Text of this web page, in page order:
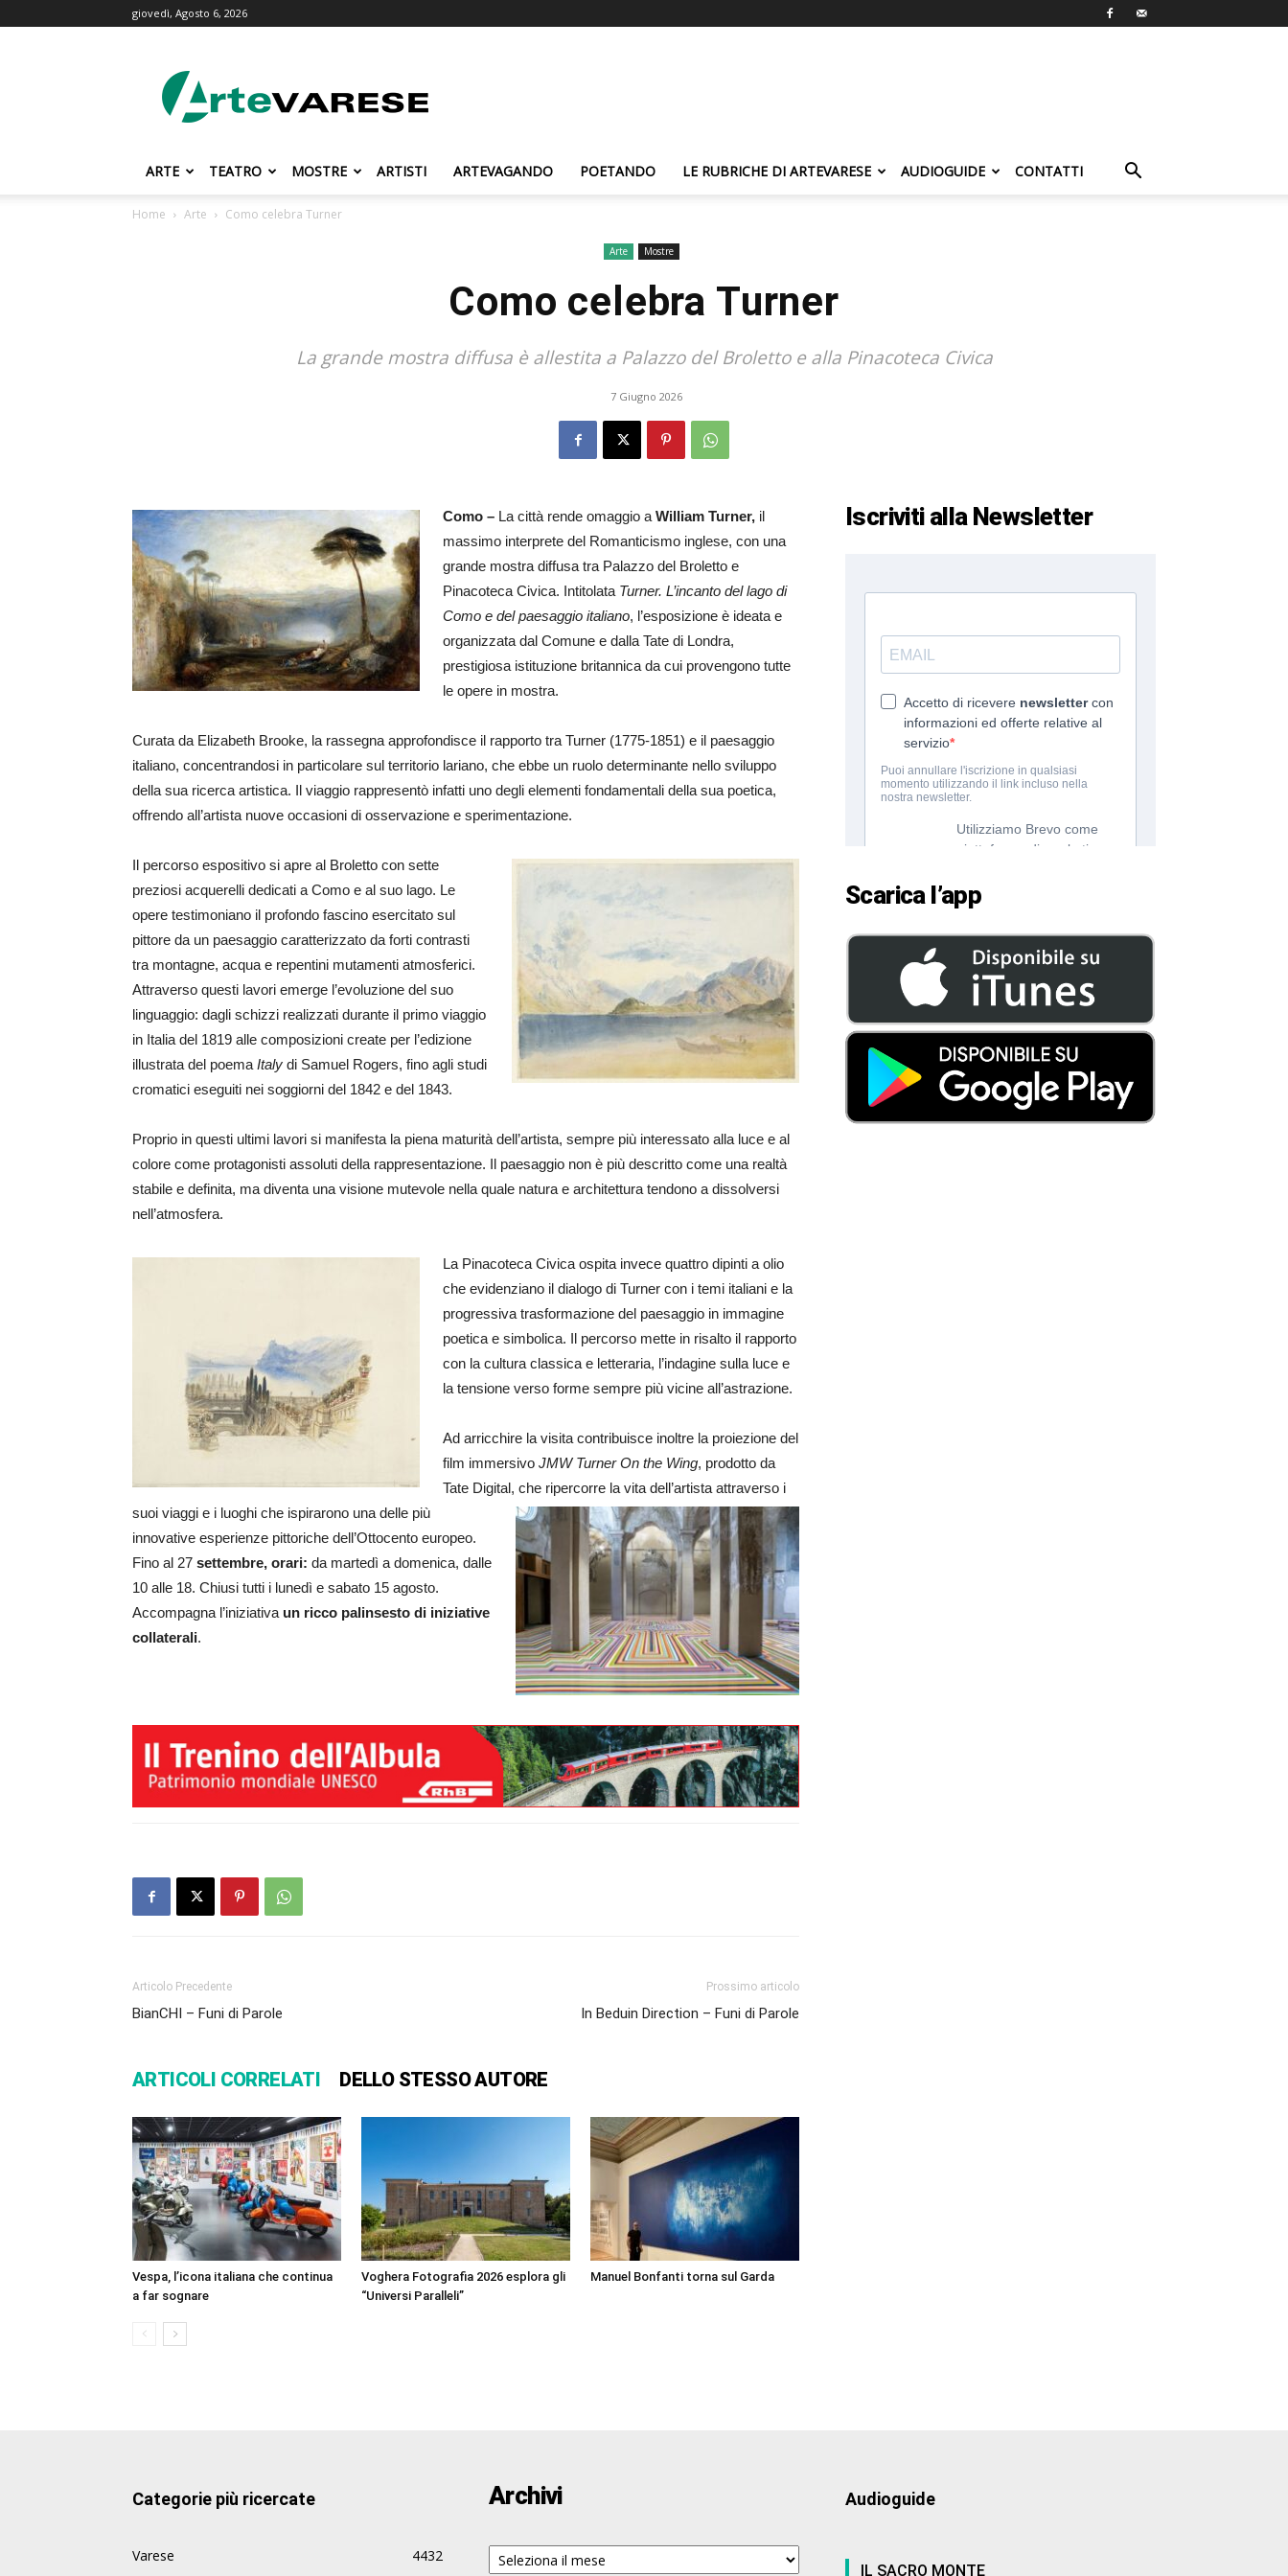
giovedì, Agosto 6, 2026
ARTE TEATRO MOSTRE ARTISTI ARTEVAGANDO POETANDO LE RUBRICHE DI ARTEVARESE AUDIOGUIDE CONTATTI
Home Arte Como celebra Turner
Arte Mostre
Como celebra Turner
La grande mostra diffusa è allestita a Palazzo del Broletto e alla Pinacoteca Civica
7 Giugno 2026
Como – La città rende omaggio a William Turner, il
massimo interprete del Romanticismo inglese, con una
grande mostra diffusa tra Palazzo del Broletto e
Pinacoteca Civica. Intitolata Turner. L’incanto del lago di
Como e del paesaggio italiano, l’esposizione è ideata e
organizzata dal Comune e dalla Tate di Londra,
prestigiosa istituzione britannica da cui provengono tutte
le opere in mostra.
Curata da Elizabeth Brooke, la rassegna approfondisce il rapporto tra Turner (1775-1851) e il paesaggio
italiano, concentrandosi in particolare sul territorio lariano, che ebbe un ruolo determinante nello sviluppo
della sua ricerca artistica. Il viaggio rappresentò infatti uno degli elementi fondamentali della sua poetica,
offrendo all’artista nuove occasioni di osservazione e sperimentazione.
Il percorso espositivo si apre al Broletto con sette
preziosi acquerelli dedicati a Como e al suo lago. Le
opere testimoniano il profondo fascino esercitato sul
pittore da un paesaggio caratterizzato da forti contrasti
tra montagne, acqua e repentini mutamenti atmosferici.
Attraverso questi lavori emerge l’evoluzione del suo
linguaggio: dagli schizzi realizzati durante il primo viaggio
in Italia del 1819 alle composizioni create per l’edizione
illustrata del poema Italy di Samuel Rogers, fino agli studi
cromatici eseguiti nei soggiorni del 1842 e del 1843.
Proprio in questi ultimi lavori si manifesta la piena maturità dell’artista, sempre più interessato alla luce e al
colore come protagonisti assoluti della rappresentazione. Il paesaggio non è più descritto come una realtà
stabile e definita, ma diventa una visione mutevole nella quale natura e architettura tendono a dissolversi
nell’atmosfera.
La Pinacoteca Civica ospita invece quattro dipinti a olio
che evidenziano il dialogo di Turner con i temi italiani e la
progressiva trasformazione del paesaggio in immagine
poetica e simbolica. Il percorso mette in risalto il rapporto
con la cultura classica e letteraria, l’indagine sulla luce e
la tensione verso forme sempre più vicine all’astrazione.
Ad arricchire la visita contribuisce inoltre la proiezione del
film immersivo JMW Turner On the Wing, prodotto da
Tate Digital, che ripercorre la vita dell’artista attraverso i
suoi viaggi e i luoghi che ispirarono una delle più
innovative esperienze pittoriche dell’Ottocento europeo.
Fino al 27 settembre, orari: da martedì a domenica, dalle
10 alle 18. Chiusi tutti i lunedì e sabato 15 agosto.
Accompagna l’iniziativa un ricco palinsesto di iniziative
collaterali.
Articolo Precedente
BianCHI – Funi di Parole
Prossimo articolo
In Beduin Direction – Funi di Parole
ARTICOLI CORRELATI DELLO STESSO AUTORE
Vespa, l’icona italiana che continua
a far sognare
Voghera Fotografia 2026 esplora gli
“Universi Paralleli”
Manuel Bonfanti torna sul Garda
Iscriviti alla Newsletter
Scarica l’app
Categorie più ricercate
Varese
4432
Archivi
Archivi
Audioguide
IL SACRO MONTE